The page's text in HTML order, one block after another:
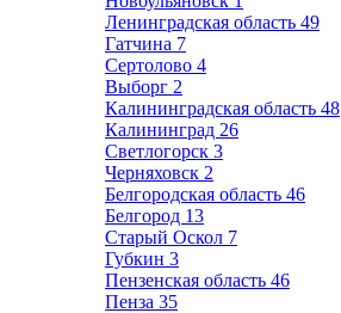
Ленинградская область 49
Гатчина 7
Сертолово 4
Выборг 2
Калининградская область 48
Калининград 26
Светлогорск 3
Черняховск 2
Белгородская область 46
Белгород 13
Старый Оскол 7
Губкин 3
Пензенская область 46
Пенза 35